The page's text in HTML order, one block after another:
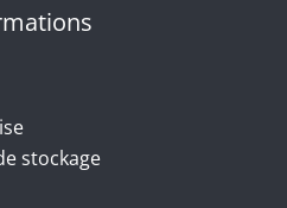
stockage